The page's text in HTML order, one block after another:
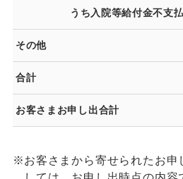
うち入院等給付金不支
その他
合計
お客さまお申し出合計
※お客さまから寄せられたお申